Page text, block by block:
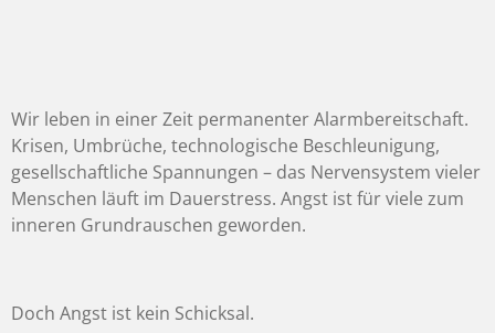
Wir leben in einer Zeit permanenter Alarmbereitschaft.
Krisen, Umbrüche, technologische Beschleunigung,
gesellschaftliche Spannungen – das Nervensystem vieler
Menschen läuft im Dauerstress. Angst ist für viele zum
inneren Grundrauschen geworden.
Doch Angst ist kein Schicksal.